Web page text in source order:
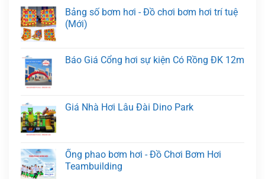
Bảng số bơm hơi - Đồ chơi bơm hơi trí tuệ
(Mới)
Báo Giá Cổng hơi sự kiện Có Rồng ĐK 12m
Giá Nhà Hơi Lâu Đài Dino Park
Ống phao bơm hơi - Đồ Chơi Bơm Hơi
Teambuilding